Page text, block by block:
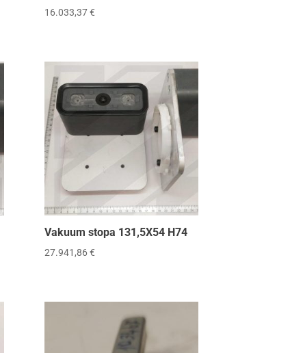
16.033,37€
Vakuum stopa 131,5X54 H74
27.941,86€